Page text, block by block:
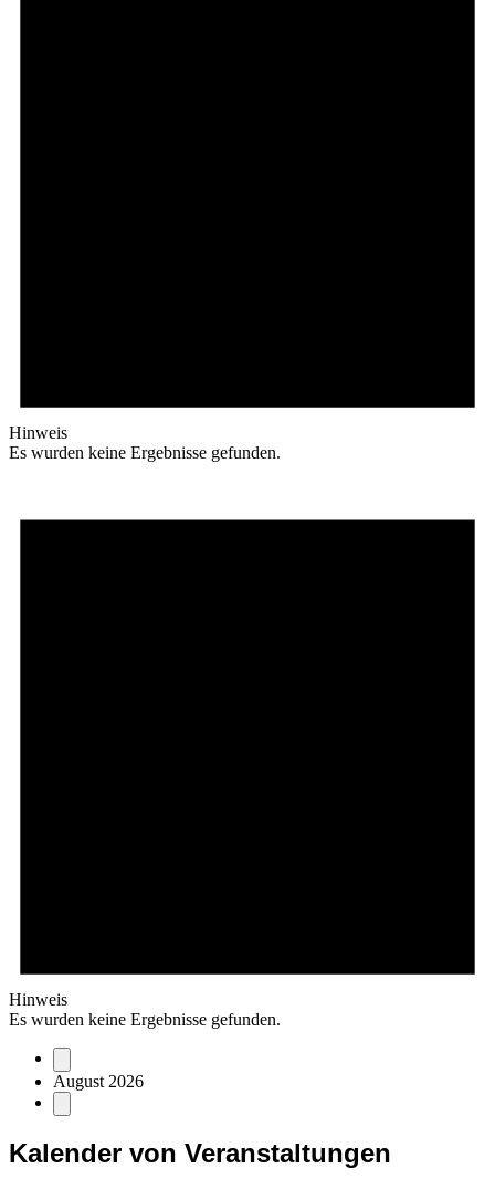
Hinweis
Es wurden keine Ergebnisse gefunden.
Hinweis
Es wurden keine Ergebnisse gefunden.
August 2026
Kalender von Veranstaltungen